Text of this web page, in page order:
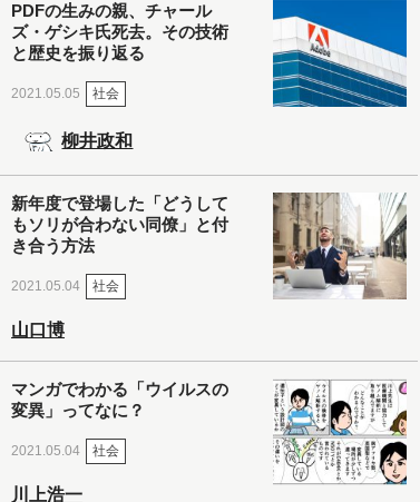
PDFの生みの親、チャール
ズ・ゲシキ氏死去。その技術
と歴史を振り返る
2021.05.05 社会
柳井政和
新年度で登場した「どうして
もソリが合わない同僚」と付
き合う方法
2021.05.04 社会
山口博
マンガでわかる「ウイルスの
変異」ってなに？
2021.05.04 社会
川上浩一